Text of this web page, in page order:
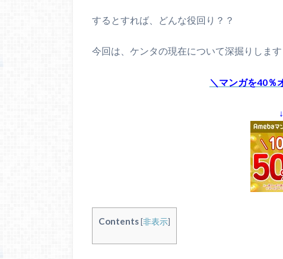
するとすれば、どんな役回り？？
今回は、ケンタの現在について深掘りします
＼マンガを40％
Contents[非表示]